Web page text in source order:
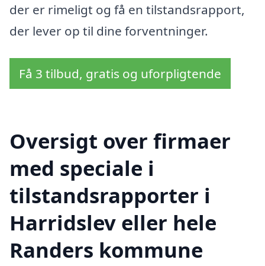
der er rimeligt og få en tilstandsrapport,
der lever op til dine forventninger.
Få 3 tilbud, gratis og uforpligtende
Oversigt over firmaer
med speciale i
tilstandsrapporter i
Harridslev eller hele
Randers kommune